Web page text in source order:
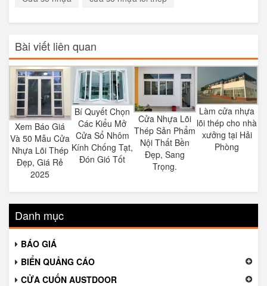
Bài viết liên quan
Xem Báo Giá
Và 50 Mẫu Cửa
Nhựa Lõi Thép
Đẹp, Giá Rẻ
2025
Bí Quyết Chọn
Các Kiểu Mở
Cửa Sổ Nhôm
Kính Chống Tạt,
Đón Gió Tốt
Cửa Nhựa Lõi
Thép Sản Phẩm
Nội Thất Bền
Đẹp, Sang
Trọng.
Làm cửa nhựa
lõi thép cho nhà
xưởng tại Hải
Phòng
Danh mục
BÁO GIÁ
BIỂN QUẢNG CÁO
CỬA CUỐN AUSTDOOR